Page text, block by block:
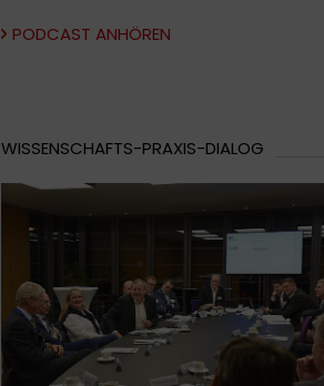
PODCAST ANHÖREN
WISSENSCHAFTS-PRAXIS-DIALOG